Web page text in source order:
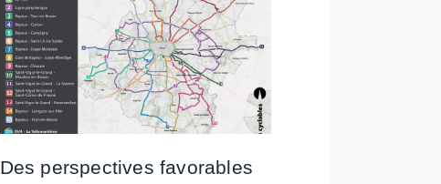
Des perspectives favorables